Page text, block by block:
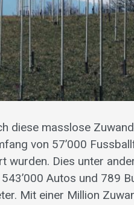
diese masslose
von 57’000
Dies unter
Autos und 789
Mit einer Million